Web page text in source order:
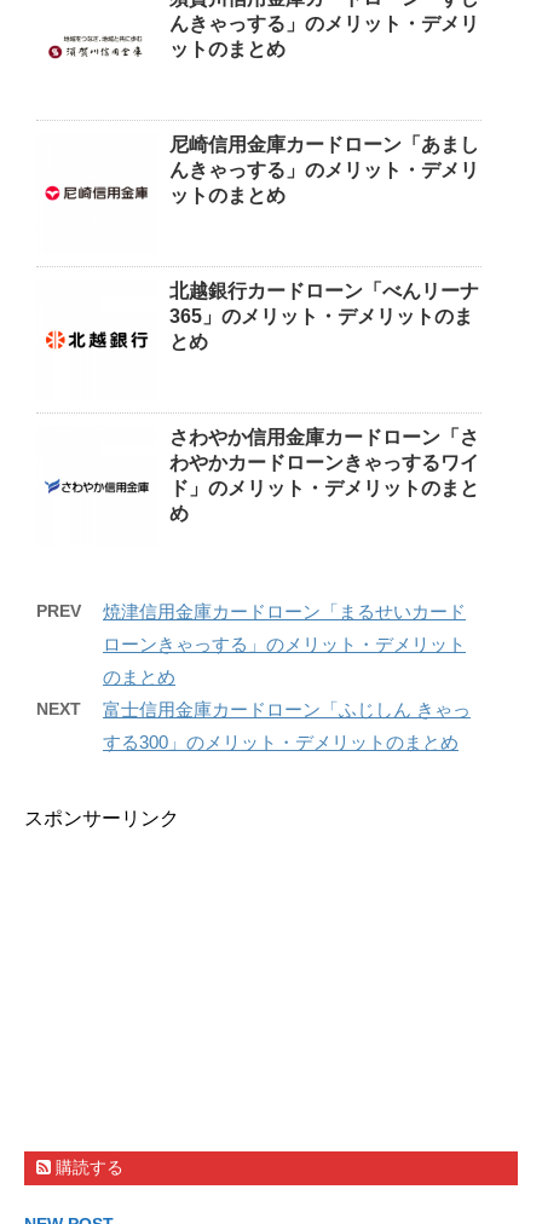
んきゃっする」のメリット・デメリ
ットのまとめ
尼崎信用金庫カードローン「あまし
んきゃっする」のメリット・デメリ
ットのまとめ
北越銀行カードローン「べんリーナ
365」のメリット・デメリットのま
とめ
さわやか信用金庫カードローン「さ
わやかカードローンきゃっするワイ
ド」のメリット・デメリットのまと
め
PREV
焼津信用金庫カードローン「まるせいカード
ローンきゃっする」のメリット・デメリット
のまとめ
NEXT
富士信用金庫カードローン「ふじしん きゃっ
する300」のメリット・デメリットのまとめ
スポンサーリンク
購読する